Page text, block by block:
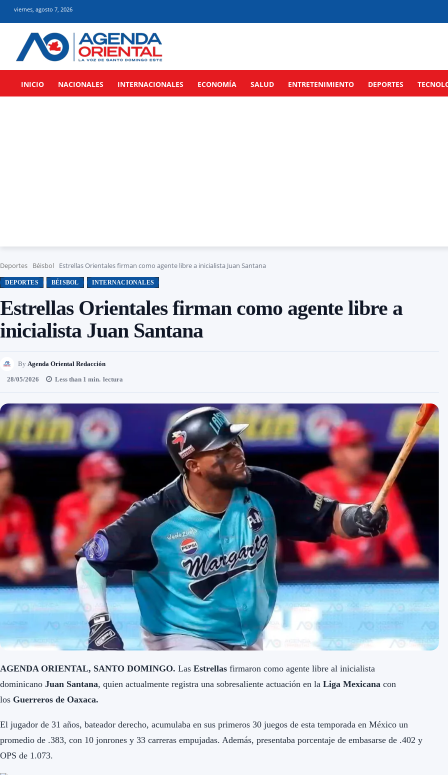
viernes, agosto 7, 2026
INICIO NACIONALES INTERNACIONALES ECONOMÍA SALUD ENTRETENIMIENTO DEPORTES
Deportes Béisbol Estrellas Orientales firman como agente libre a inicialista Juan Santana
DEPORTES BÉISBOL INTERNACIONALES
Estrellas Orientales firman como agente libre a
inicialista Juan Santana
By Agenda Oriental Redacción
28/05/2026 Less than 1 min. lectura
AGENDA ORIENTAL, SANTO DOMINGO. Las Estrellas firmaron como agente libre al inicialista
dominicano Juan Santana, quien actualmente registra una sobresaliente actuación en la Liga Mexicana con
los Guerreros de Oaxaca.
El jugador de 31 años, bateador derecho, acumulaba en sus primeros 30 juegos de esta temporada en México un
promedio de .383, con 10 jonrones y 33 carreras empujadas. Además, presentaba porcentaje de embasarse de .402 y
OPS de 1.073.